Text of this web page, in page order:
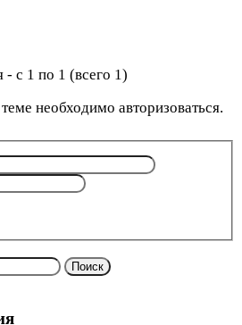
с 1 по 1 (всего 1)
необходимо авторизоваться.